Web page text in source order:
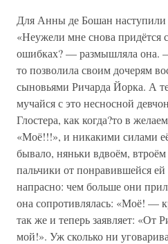
Для Анны де Бошан
«Неужели мне снова придётся
ошибках? — размышляла она. —
то позволила своим дочерям
сыновьями Ричарда Йорка. А
мучайся с это несносной
Глостера, как когда?то в
«Моё!!!», и никакими силами
бывало, няньки вдвоём,
пальчики от понравившейся
напрасно: чем больше они
она сопротивлялась: «Моё! —
так же и теперь заявляет: «От
мой!». Уж сколько ни